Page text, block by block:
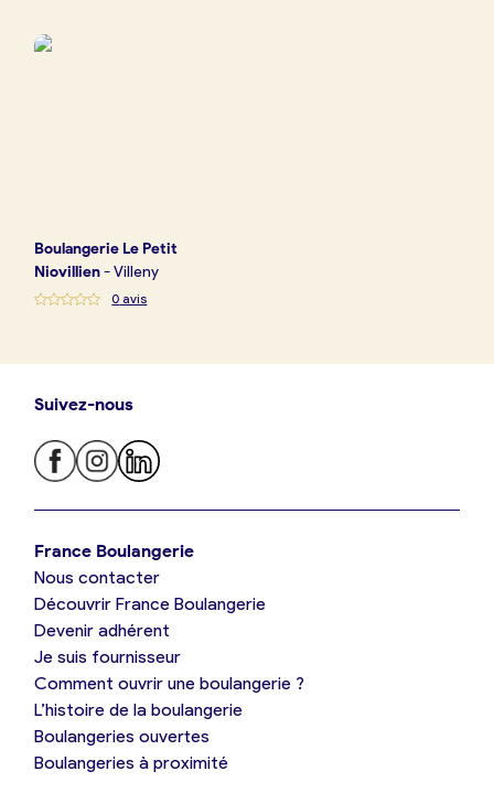
Je trouve ma boulangerie
Je suis boulanger
Je découvre France Boulangerie
Mes tarifs
Je crée mon compte
Boulangerie Le Petit
Niovillien-Villeny
0 avis
Suivez-nous
France Boulangerie
Nous contacter
Découvrir France Boulangerie
Devenir adhérent
Je suis fournisseur
Comment ouvrir une boulangerie ?
L’histoire de la boulangerie
Boulangeries ouvertes
Boulangeries à proximité